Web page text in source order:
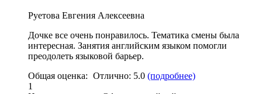
Руетова Евгения Алексеевна
Дочке все очень понравилось. Тематика смены была
интересная. Занятия английским языком помогли
преодолеть языковой барьер.
Общая оценка: Отлично: 5.0 (подробнее)
1